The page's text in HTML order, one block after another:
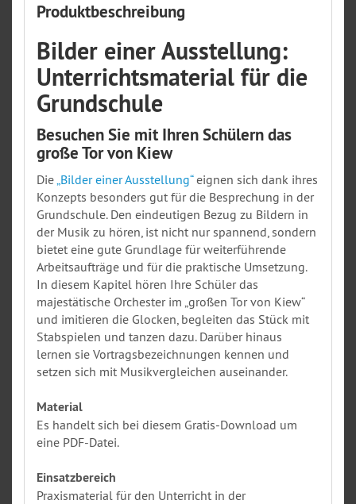
Produktbeschreibung
Bilder einer Ausstellung:
Unterrichtsmaterial für die
Grundschule
Besuchen Sie mit Ihren Schülern das
große Tor von Kiew
Die„Bilder einer Ausstellung“eignen sich dank ihres
Konzepts besonders gut für die Besprechung in der
Grundschule. Den eindeutigen Bezug zu Bildern in
der Musik zu hören, ist nicht nur spannend, sondern
bietet eine gute Grundlage für weiterführende
Arbeitsaufträge und für die praktische Umsetzung.
In diesem Kapitel hören Ihre Schüler das
majestätische Orchester im „großen Tor von Kiew“
und imitieren die Glocken, begleiten das Stück mit
Stabspielen und tanzen dazu. Darüber hinaus
lernen sie Vortragsbezeichnungen kennen und
setzen sich mit Musikvergleichen auseinander.
Material
Es handelt sich bei diesem Gratis-Download um
eine PDF-Datei.
Einsatzbereich
Praxismaterial für den Unterricht in der